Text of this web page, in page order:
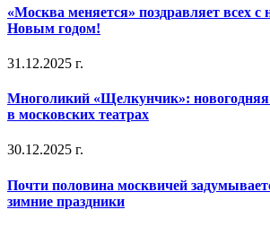
«Москва меняется» поздравляет всех
Новым годом!
31.12.2025 г.
Многоликий «Щелкунчик»:
в московских театрах
30.12.2025 г.
Почти половина москвичей
зимние праздники